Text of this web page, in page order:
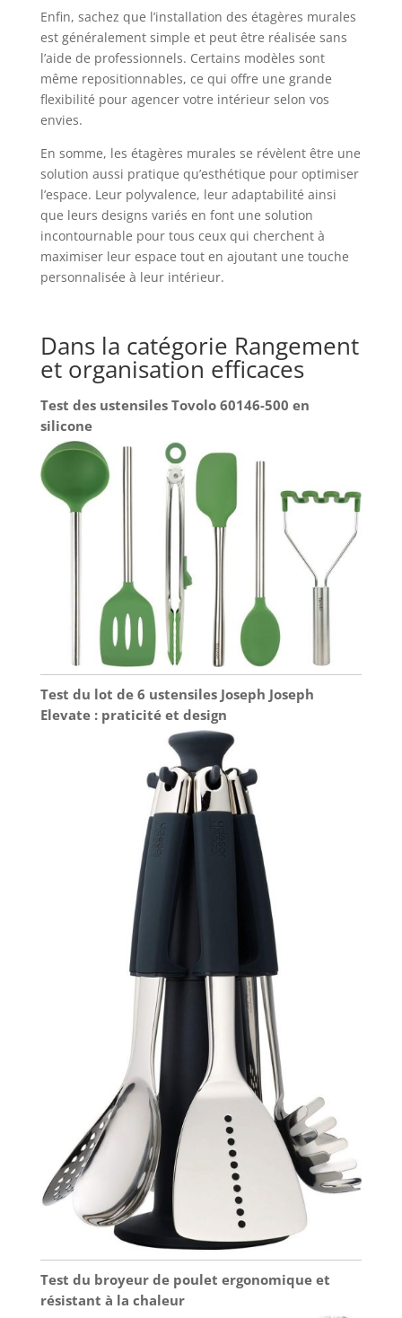
directement. nous vous fournissons des vis
assorties, vous pouvez utiliser nos vis pour
connecter le support de montage mural à la
D'UTILISATION : Ces étagères en bois peuvent être
suspendues dans différents endroits de votre
maison. Vous pouvez décorer la chambre à
coucher pour exposer des livres, des petites
style bohème sont une décoration parfaite pour la
maison et un cadeau idéal pour la famille et les
amis. Où que vous accrochiez les cadres en bois, la
pièce affichera tout mieux, augmentant à la fois
l'espace de stockage dans la pièce et améliorant la
Enfin, sachez que l’installation des étagères murales
est généralement simple et peut être réalisée sans
l’aide de professionnels. Certains modèles sont
même repositionnables, ce qui offre une grande
flexibilité pour agencer votre intérieur selon vos
envies.
En somme, les étagères murales se révèlent être une
solution aussi pratique qu’esthétique pour optimiser
l’espace. Leur polyvalence, leur adaptabilité ainsi
que leurs designs variés en font une solution
incontournable pour tous ceux qui cherchent à
maximiser leur espace tout en ajoutant une touche
personnalisée à leur intérieur.
Dans la catégorie Rangement
et organisation efficaces
Test des ustensiles Tovolo 60146-500 en
silicone
Test du lot de 6 ustensiles Joseph Joseph
Elevate : praticité et design
Test du broyeur de poulet ergonomique et
résistant à la chaleur